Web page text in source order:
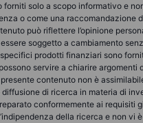
forniti solo a scopo informativo e
o come una raccomandazione
può riflettere l’opinione
soggetto a cambiamento
prodotti finanziari sono
servire a chiarire argomenti
contenuto non è
diffusione di ricerca in materia di
conformemente ai requisiti
della ricerca e non vi